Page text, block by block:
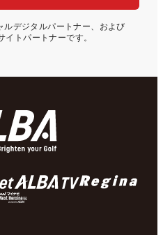
ルデジタルパートナー、および
イトパートナーです。